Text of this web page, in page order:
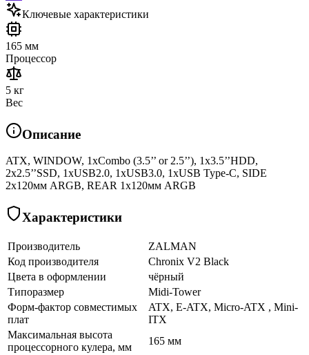
Ключевые характеристики
165 мм
Процессор
5 кг
Вес
Описание
ATX, WINDOW, 1xCombo (3.5’’ or 2.5’’), 1x3.5’’HDD,
2x2.5’’SSD, 1xUSB2.0, 1xUSB3.0, 1xUSB Type-C, SIDE
2x120мм ARGB, REAR 1x120мм ARGB
Характеристики
Производитель
ZALMAN
Код производителя
Chronix V2 Black
Цвета в оформлении
чёрный
Типоразмер
Midi-Tower
Форм-фактор совместимых
плат
ATX, E-ATX, Micro-ATX , Mini-
ITX
Максимальная высота
процессорного кулера, мм
165 мм